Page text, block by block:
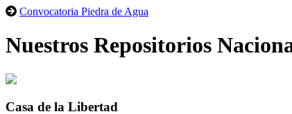
Convocatoria Piedra de Agua
Nuestros Repositorios
Casa de la Libertad